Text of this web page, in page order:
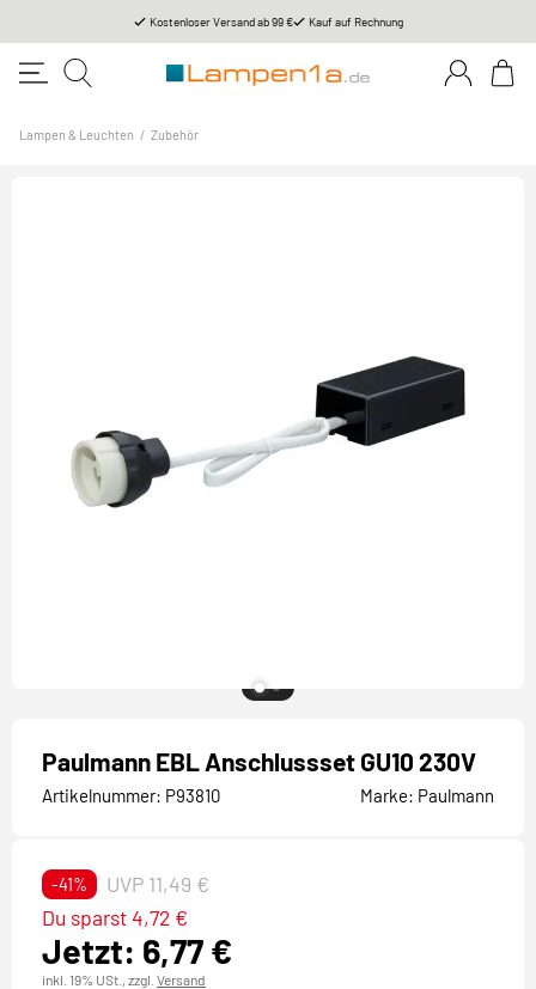
Kostenloser Versand ab 99 € Kauf auf Rechnung
Lampen & Leuchten / Zubehör
Paulmann EBL Anschlussset GU10 230V
Artikelnummer: P93810 Marke: Paulmann
-41% UVP 11,49 €
Jetzt: 6,77 €
Du sparst 4,72 €
inkl. 19% USt., zzgl. Versand